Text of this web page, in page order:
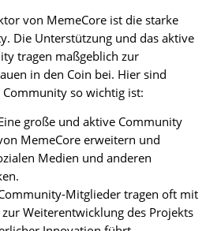
von MemeCore ist die starke
Die Unterstützung und das aktive
tragen maßgeblich zur
in den Coin bei. Hier sind
so wichtig ist:
große und aktive Community
MemeCore erweitern und
Medien und anderen
Mitglieder tragen oft mit
Weiterentwicklung des Projekts